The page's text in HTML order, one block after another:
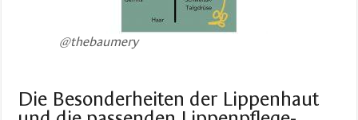
@thebaumery
Die Besonderheiten der Lippenhaut